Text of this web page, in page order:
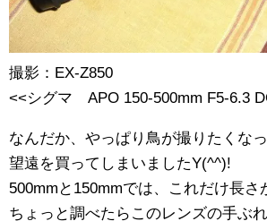
撮影：EX-Z850
<<シグマ APO 150-500mm F5-6.3
なんだか、やっぱり鳥が撮りたくな
望遠を買ってしまいましたY(^^)!
500mmと150mmでは、これだけ長さ
ちょっと調べたらこのレンズの手ぶ